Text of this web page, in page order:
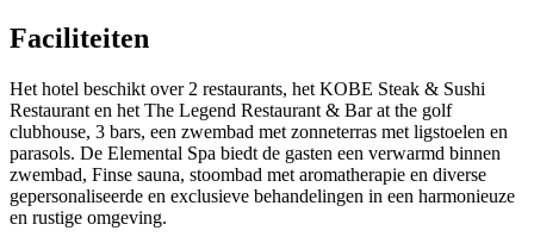
Faciliteiten
Het hotel beschikt over 2 restaurants, het KOBE Steak & Sushi
Restaurant en het The Legend Restaurant & Bar at the golf
clubhouse, 3 bars, een zwembad met zonneterras met ligstoelen en
parasols. De Elemental Spa biedt de gasten een verwarmd binnen
zwembad, Finse sauna, stoombad met aromatherapie en diverse
gepersonaliseerde en exclusieve behandelingen in een harmonieuze
en rustige omgeving.